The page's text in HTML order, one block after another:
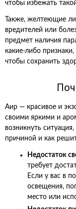
чтобы избежать
Также, желтеющие
вредителей или
предмет наличия
какие-либо
чтобы сохранить
Аир — красивое и
своими яркими и
возникнуть
причиной и как
Недостаток
требует
Если у вас в
освещения,
место или